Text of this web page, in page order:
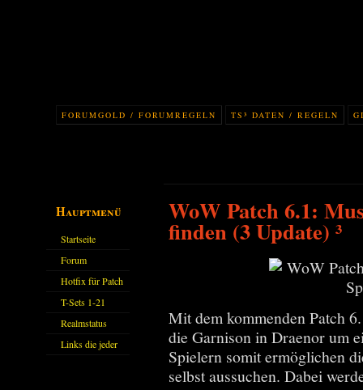
FORUMGOLD / FORUMREGELN TS³ DATEN / REGELN
Hauptmenü
Startseite
Forum
Hotfix für Patch
11.X
T-Sets 1-21
Realmstatus
Links die jeder
WoW Patch 6.1:
finden (3 Update) ³
Mit dem kommenden Patch
die Garnison in Draenor um
Spielern somit ermöglichen
selbst aussuchen. Dabei